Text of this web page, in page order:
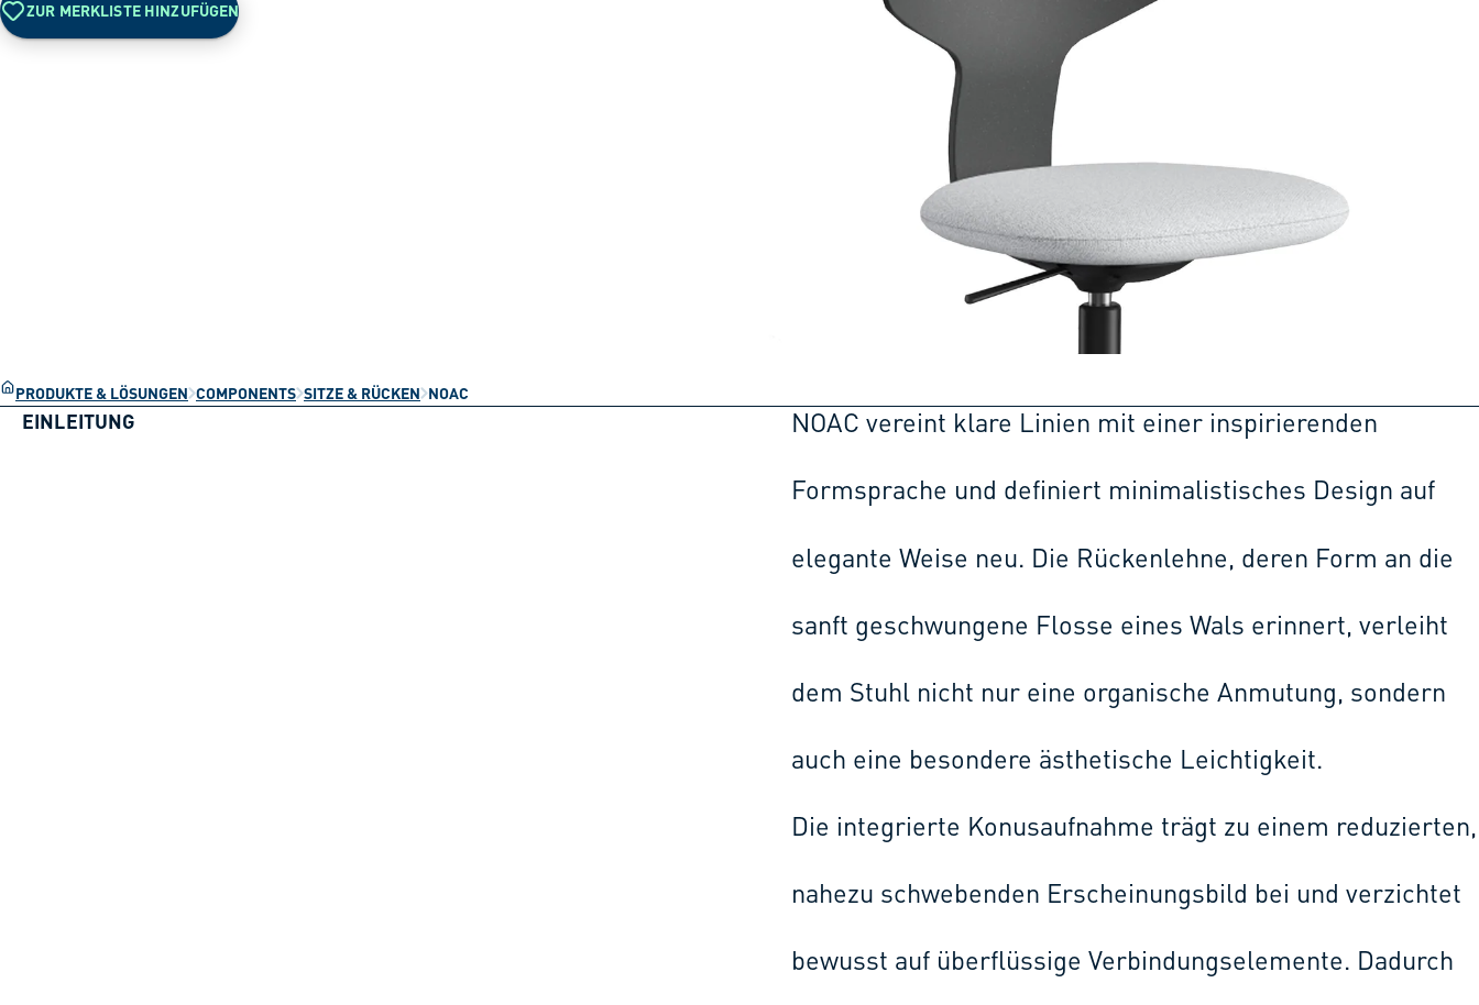
ZUR MERKLISTE HINZUFÜGEN
PRODUKTE & LÖSUNGEN COMPONENTS SITZE & RÜCKEN NOAC
EINLEITUNG NOAC vereint klare Linien mit einer inspirierenden
Formsprache und definiert minimalistisches Design auf
elegante Weise neu. Die Rückenlehne, deren Form an die
sanft geschwungene Flosse eines Wals erinnert, verleiht
dem Stuhl nicht nur eine organische Anmutung, sondern
auch eine besondere ästhetische Leichtigkeit.
Die integrierte Konusaufnahme trägt zu einem reduzierten,
nahezu schwebenden Erscheinungsbild bei und verzichtet
bewusst auf überflüssige Verbindungselemente. Dadurch